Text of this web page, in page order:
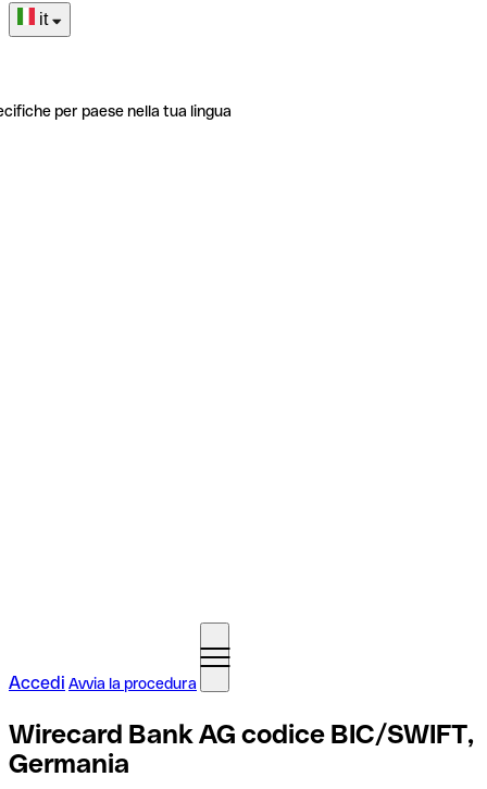
it
per paese nella tua lingua
Accedi Avvia la procedura
Wirecard Bank AG codice BIC/SWIFT,
Germania